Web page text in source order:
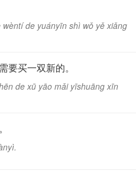
de yuányīn shì wǒ yě xiǎng
要买一双新的。
de xū yāo mǎi yīshuāng xīn